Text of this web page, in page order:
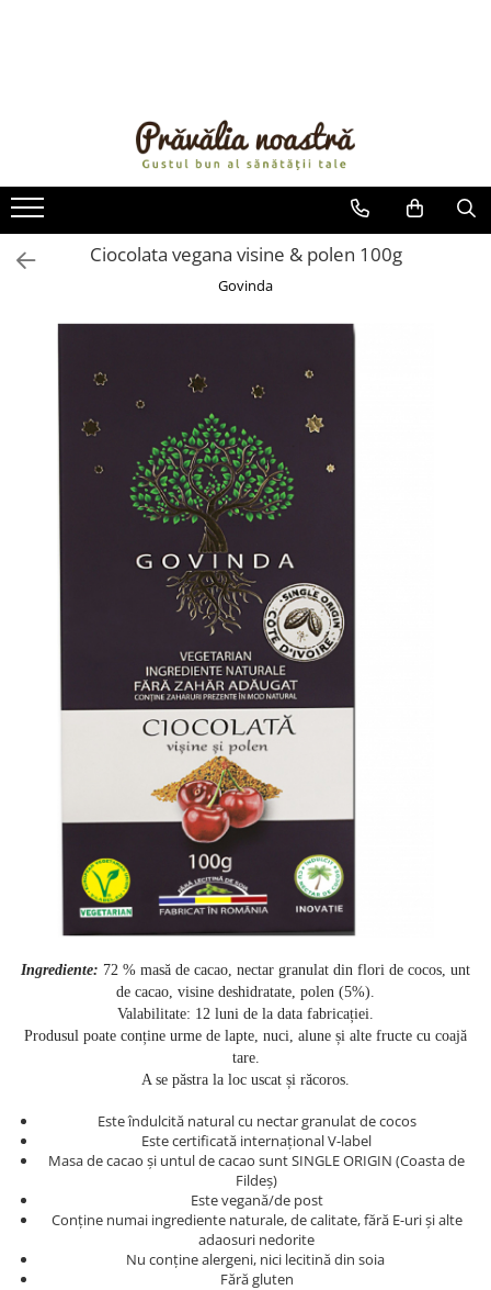
ULEIURI ȘI UNTURI
MĂSLINE
NUCI ȘI SEMINȚE
FRUCTE DESHIDRATATE
FRUCTE LA CONSERVĂ
FĂINĂ FĂRĂ GLUTEN
BĂUTURI / LAPTE VEGETAL
OREZ ȘI CEREALE
PASTE
CREME ȘI PASTE TARTINABILE
PRODUSE ECO / ORGANICE
PRODUSE ROMÂNEȘTI
COSMETICE
REMEDII NATURISTE
TOATE PRODUSELE
Ciocolata vegana visine & polen 100g
Govinda
Ingrediente: 72 % masă de cacao, nectar granulat din flori de cocos, unt
de cacao, visine deshidratate, polen (5%).
Valabilitate: 12 luni de la data fabricației.
Produsul poate conține urme de lapte, nuci, alune și alte fructe cu coajă
tare.
A se păstra la loc uscat și răcoros.
Este îndulcită natural cu nectar granulat de cocos
Este certificată internațional V-label
Masa de cacao și untul de cacao sunt SINGLE ORIGIN (Coasta de
Fildeș)
Este vegană/de post
Conține numai ingrediente naturale, de calitate, fără E-uri și alte
adaosuri nedorite
Nu conține alergeni, nici lecitină din soia
Fără gluten